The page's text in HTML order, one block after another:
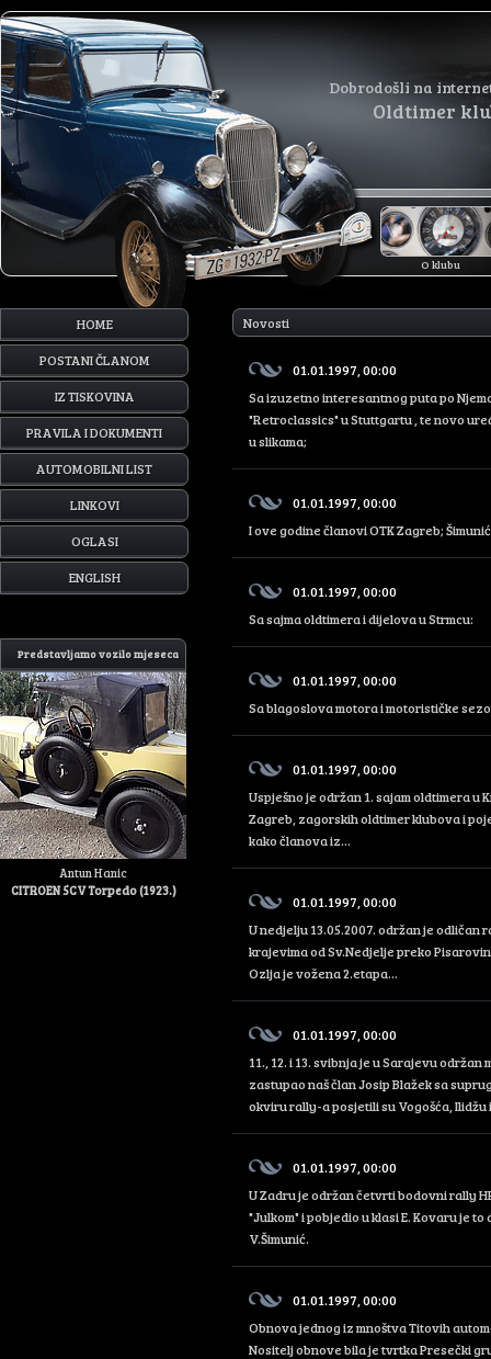
Dobrodošli na
Oldtimer
O klubu
HOME
POSTANI ČLANOM
IZ TISKOVINA
PRAVILA I DOKUMENTI
AUTOMOBILNI LIST
LINKOVI
OGLASI
ENGLISH
Predstavljamo vozilo mjeseca
Antun Hanic
CITROEN 5CV Torpedo (1923.)
Novosti
01.01.1997, 00:00
Sa izuzetno interesantnog puta po
"Retroclassics" u Stuttgartu , te novo
u slikama;
01.01.1997, 00:00
I ove godine članovi OTK Zagreb;
01.01.1997, 00:00
Sa sajma oldtimera i dijelova u Strmcu:
01.01.1997, 00:00
Sa blagoslova motora i motorističke
01.01.1997, 00:00
Uspješno je održan 1. sajam oldtimera u
Zagreb, zagorskih oldtimer klubova i
kako članova iz...
01.01.1997, 00:00
U nedjelju 13.05.2007. održan je odličan
krajevima od Sv.Nedjelje preko
Ozlja je vožena 2.etapa...
01.01.1997, 00:00
11., 12. i 13. svibnja je u Sarajevu
zastupao naš član Josip Blažek sa
okviru rally-a posjetili su Vogošća, Ilidžu
01.01.1997, 00:00
U Zadru je održan četvrti bodovni rally
"Julkom" i pobjedio u klasi E. Kovaru je
V.Šimunić.
01.01.1997, 00:00
Obnova jednog iz mnoštva Titovih
Nositelj obnove bila je tvrtka Presečki